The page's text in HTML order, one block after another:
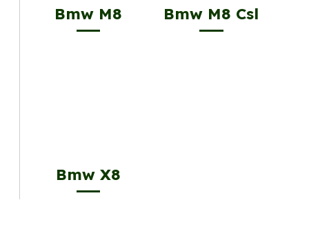
Bmw M8 Bmw M8 Csl
Bmw X8